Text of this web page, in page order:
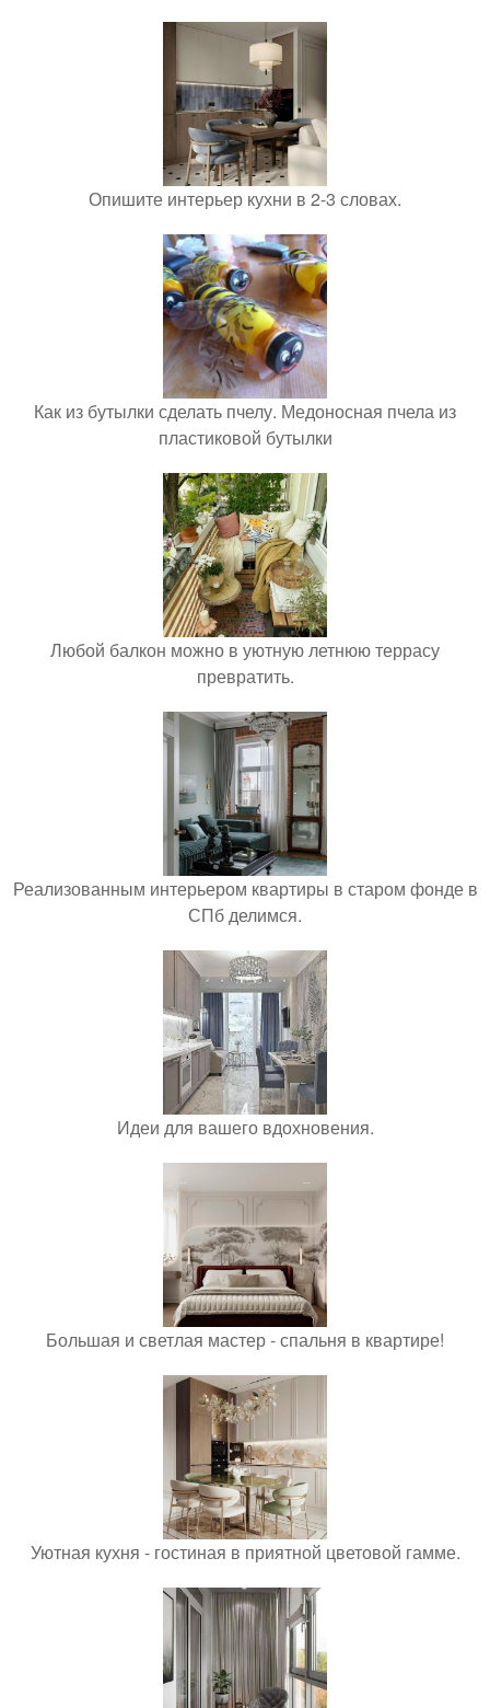
Опишите интерьер кухни в 2-3 словах.
Как из бутылки сделать пчелу. Медоносная пчела из
пластиковой бутылки
Любой балкон можно в уютную летнюю террасу
превратить.
Реализованным интерьером квартиры в старом фонде в
СПб делимся.
Идеи для вашего вдохновения.
Большая и светлая мастер - спальня в квартире!
Уютная кухня - гостиная в приятной цветовой гамме.